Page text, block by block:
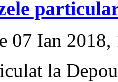
07 Ian 2018,
la